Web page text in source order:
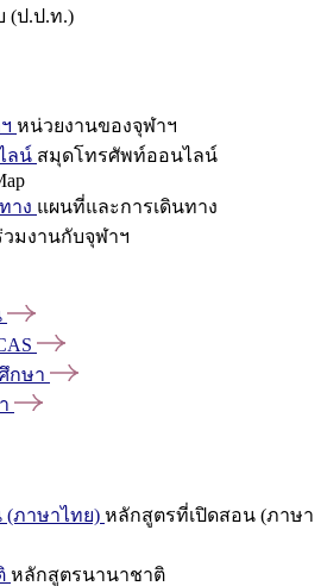
(ป.ป.ท.)
หน่วยงานของจุฬาฯ
ลน์ สมุดโทรศัพท์ออนไลน์
าง แผนที่และการเดินทาง
วมงานกับจุฬาฯ
กษา
(ภาษาไทย) หลักสูตรที่เปิดสอน (ภาษา
หลักสูตรนานาชาติ